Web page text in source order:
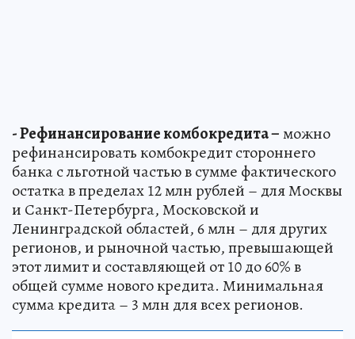
- Рефинансирование комбокредита –можно
рефинансировать комбокредит стороннего
банка с льготной частью в сумме фактического
остатка в пределах 12 млн рублей – для Москвы
и Санкт-Петербурга, Московской и
Ленинградской областей, 6 млн – для других
регионов, и рыночной частью, превышающей
этот лимит и составляющей от 10 до 60% в
общей сумме нового кредита. Минимальная
сумма кредита – 3 млн для всех регионов.